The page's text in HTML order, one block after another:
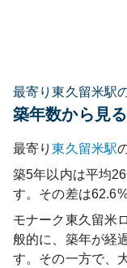
最寄り東久留米駅
築年数から見
最寄り東久留米駅
築5年以内は平均
す。その差は
モナーク東久留米
般的に、築年が経
す。その一方で、